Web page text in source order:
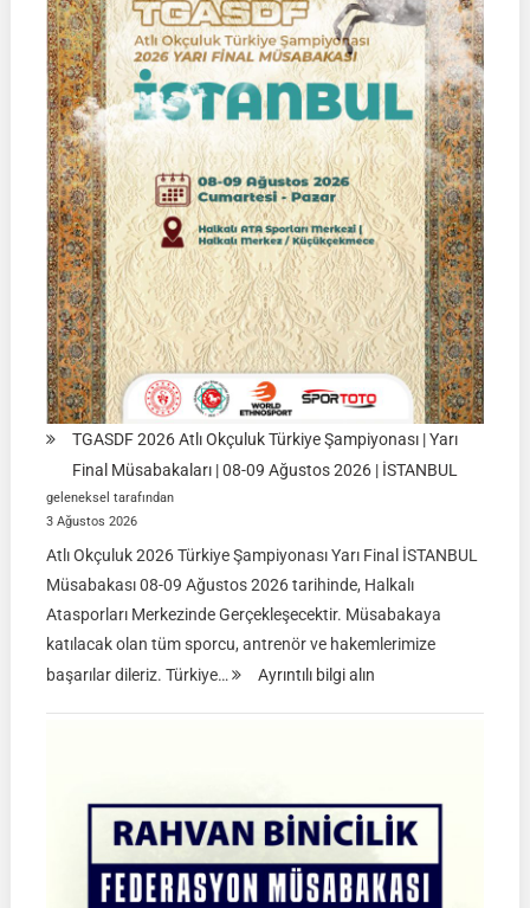
TGASDF 2026 Atlı Okçuluk Türkiye Şampiyonası | Yarı
Final Müsabakaları | 08-09 Ağustos 2026 | İSTANBUL
geleneksel tarafından
3 Ağustos 2026
Atlı Okçuluk 2026 Türkiye Şampiyonası Yarı Final İSTANBUL
Müsabakası 08-09 Ağustos 2026 tarihinde, Halkalı
Atasporları Merkezinde Gerçekleşecektir. Müsabakaya
katılacak olan tüm sporcu, antrenör ve hakemlerimize
başarılar dileriz. Türkiye…
Ayrıntılı bilgi alın:
Türkiye
Şampiyonası